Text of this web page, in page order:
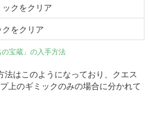
ックをクリア
クをクリア
宝蔵」の入手方法
はこのようになっており、クエス
上のギミックのみの場合に分かれて